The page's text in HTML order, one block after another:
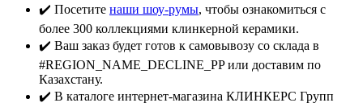
✔️ Посетите наши шоу-румы, чтобы ознакомиться с
более 300 коллекциями клинкерной керамики.
✔️ Ваш заказ будет готов к самовывозу со склада в
#REGION_NAME_DECLINE_PP или доставим по
Казахстану.
✔️ В каталоге интернет-магазина КЛИНКЕРС Групп